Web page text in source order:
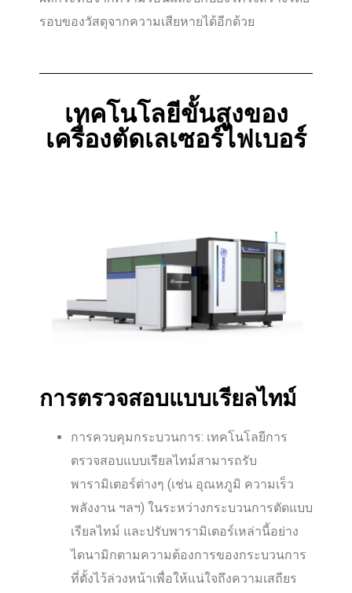
รอบของวัสดุจากความเสียหายได้อีกด้วย
เทคโนโลยีขั้นสูงของ
เครื่องตัดเลเซอร์ไฟเบอร์
การตรวจสอบแบบเรียลไทม์
การควบคุมกระบวนการ: เทคโนโลยีการ
ตรวจสอบแบบเรียลไทม์สามารถรับ
พารามิเตอร์ต่างๆ (เช่น อุณหภูมิ ความเร็ว
พลังงาน ฯลฯ) ในระหว่างกระบวนการตัดแบบ
เรียลไทม์ และปรับพารามิเตอร์เหล่านี้อย่าง
ไดนามิกตามความต้องการของกระบวนการ
ที่ตั้งไว้ล่วงหน้าเพื่อให้แน่ใจถึงความเสถียร